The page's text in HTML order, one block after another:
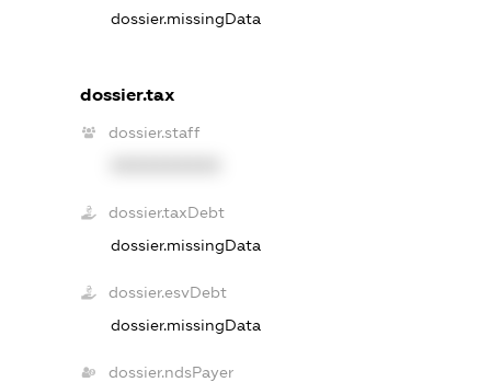
dossier.missingData
dossier.tax
dossier.staff
dossier.taxDebt
dossier.missingData
dossier.esvDebt
dossier.missingData
dossier.ndsPayer